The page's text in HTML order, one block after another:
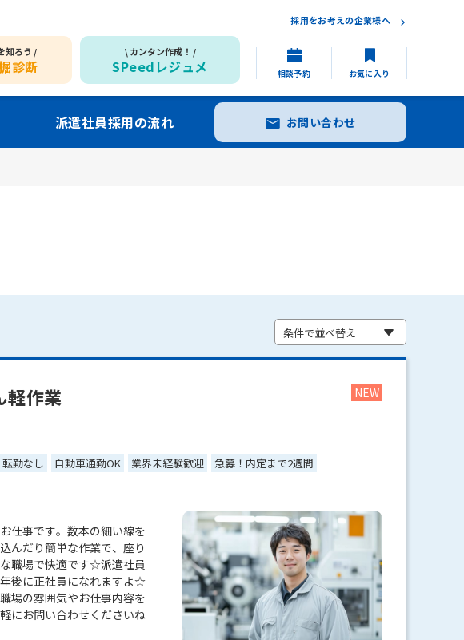
知ろう
診断
カンタン作成！
SPeedレジュメ
採用をお考えの企業様へ
相談予約 お気に入り
派遣社員採用の流れ お問い合わせ
条件で並べ替え
軽作業
転勤なし 自動車通勤OK 業界未経験歓迎
急募！内定まで2週間
仕事です。数本の細い線を
んだり簡単な作業で、座り
職場で快適です☆派遣社員
後に正社員になれますよ☆
場の雰囲気やお仕事内容を
にお問い合わせくださいね